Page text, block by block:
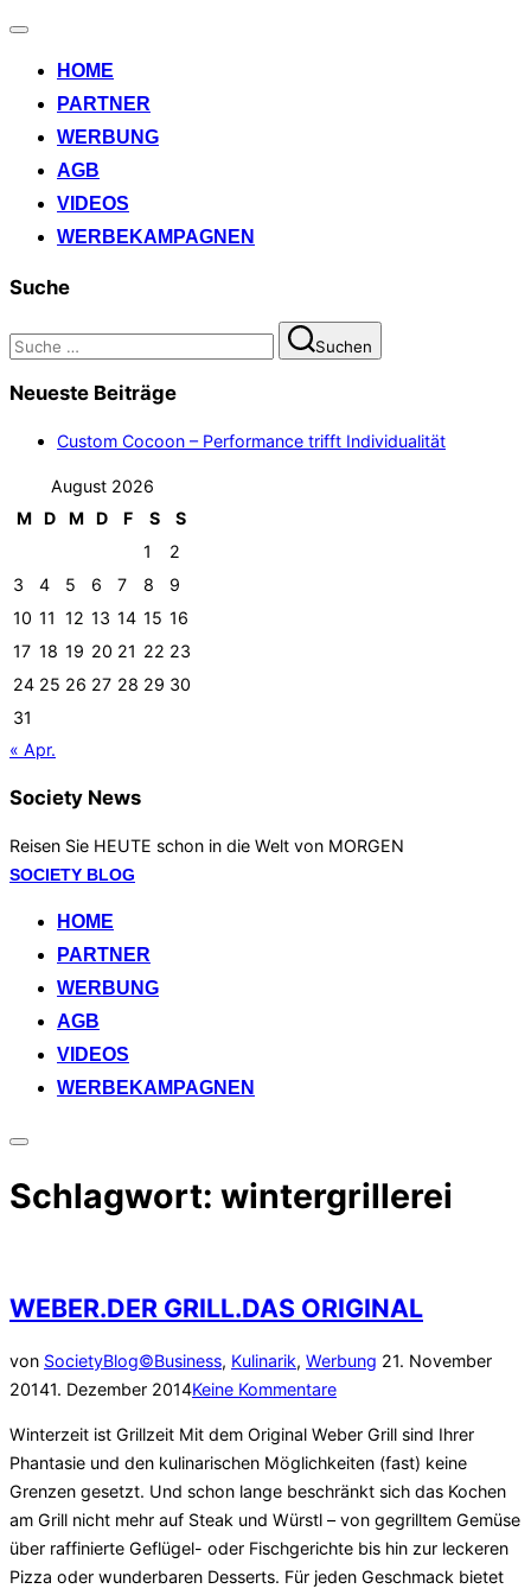
Navigation
HOME
PARTNER
WERBUNG
AGB
VIDEOS
WERBEKAMPAGNEN
Suche
Suchen
nach:
Suchen
Neueste Beiträge
Custom Cocoon – Performance trifft Individualität
August 2026
M
D M D F S
S
1
2
3
4 5 6 7 8
9
10 11 12 13 14 15 16
17 18 19 20 21 22 23
24 25 26 27 28 29 30
31
« Apr.
Society News
Reisen Sie HEUTE schon in die Welt von MORGEN
Zum
springen
SOCIETY BLOG
HOME
PARTNER
WERBUNG
AGB
VIDEOS
WERBEKAMPAGNEN
Seitenleiste
Navigation
umschalten
Schlagwort: wintergrillerei
WEBER.DER GRILL.DAS ORIGINAL
von SocietyBlog©Business, Kulinarik, Werbung Veröffentlicht
21. November
20141. Dezember 2014Keine Kommentare
Winterzeit ist Grillzeit Mit dem Original Weber Grill sind Ihrer
Phantasie und den kulinarischen Möglichkeiten (fast) keine
Grenzen gesetzt. Und schon lange beschränkt sich das Kochen
am Grill nicht mehr auf Steak und Würstl – von gegrilltem Gemüse
über raffinierte Geflügel- oder Fischgerichte bis hin zur leckeren
Pizza oder wunderbaren Desserts. Für jeden Geschmack bietet